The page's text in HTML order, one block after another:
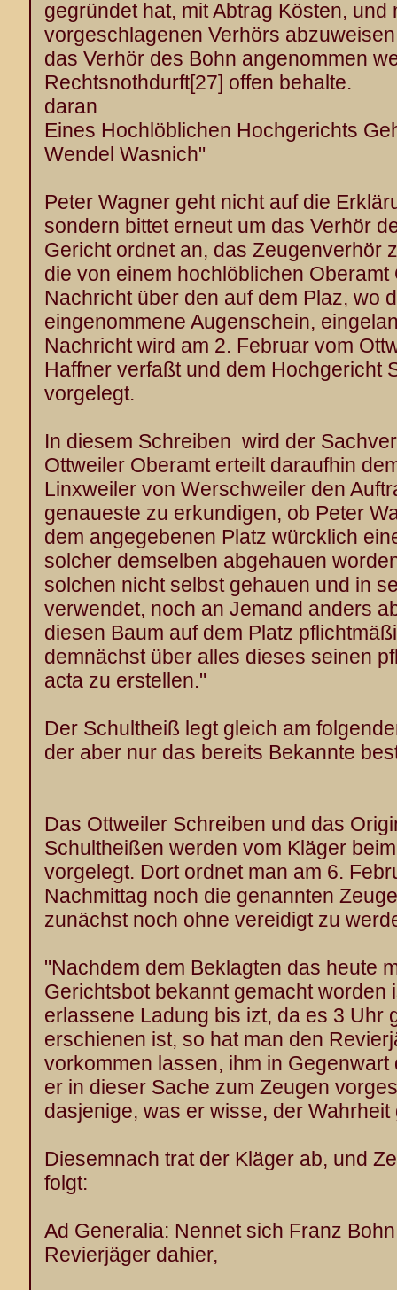
gegründet hat, mit Abtrag Kösten, und
vorgeschlagenen Verhörs
das Verhör des Bohn angenommen
Rechtsnothdurft[27] offen behalte.
daran
Eines Hochlöblichen Hochgerichts
Wendel Wasnich"
Peter Wagner geht nicht auf die
sondern bittet erneut um das Verhör
Gericht ordnet an, das Zeugenverhör
die von einem hochlöblichen
Nachricht über den auf dem Plaz, wo
eingenommene Augenschein,
Nachricht wird am 2. Februar vom
Haffner verfaßt und dem Hochgericht
vorgelegt.
In diesem Schreiben wird der
Ottweiler Oberamt erteilt daraufhin
Linxweiler von Werschweiler den
genaueste zu erkundigen, ob Peter
dem angegebenen Platz würcklich
solcher demselben abgehauen
solchen nicht selbst gehauen und in
verwendet, noch an Jemand anders
diesen Baum auf dem Platz
demnächst über alles dieses seinen
acta zu erstellen."
Der Schultheiß legt gleich am
der aber nur das bereits Bekannte
Das Ottweiler Schreiben und das
Schultheißen werden vom Kläger
vorgelegt. Dort ordnet man am 6.
Nachmittag noch die genannten
zunächst noch ohne vereidigt zu
"Nachdem dem Beklagten das heute
Gerichtsbot bekannt gemacht worden
erlassene Ladung bis izt, da es 3 Uhr
erschienen ist, so hat man den
vorkommen lassen, ihm in
er in dieser Sache zum Zeugen
dasjenige, was er wisse, der
Diesemnach trat der Kläger ab, und
folgt:
Ad Generalia: Nennet sich Franz
Revierjäger dahier,